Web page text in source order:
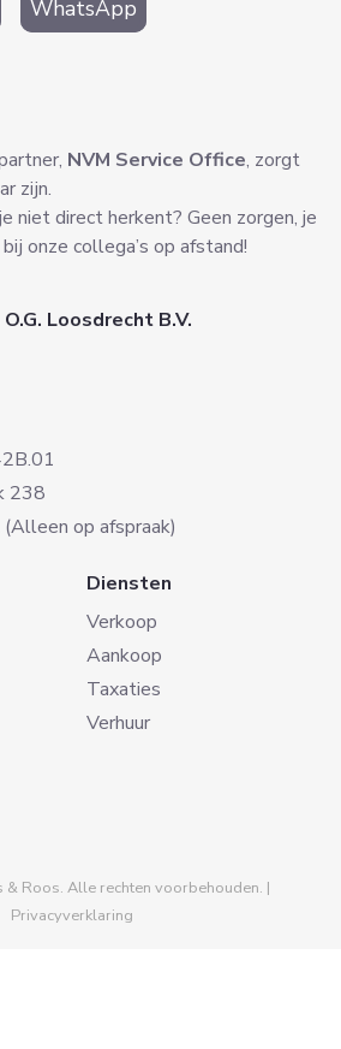
WhatsApp
NVM Service Office, zorgt
zijn.
niet direct herkent? Geen zorgen, je
onze collega’s op afstand!
Loosdrecht B.V.
238
op afspraak)
Diensten
Verkoop
Aankoop
Taxaties
Verhuur
& Roos. Alle rechten voorbehouden. |
Privacyverklaring